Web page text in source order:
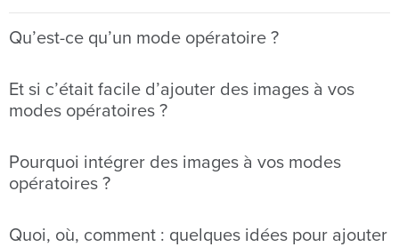
Qu’est-ce qu’un mode opératoire ?
Et si c’était facile d’ajouter des images à vos
modes opératoires ?
Pourquoi intégrer des images à vos modes
opératoires ?
Quoi, où, comment : quelques idées pour ajouter